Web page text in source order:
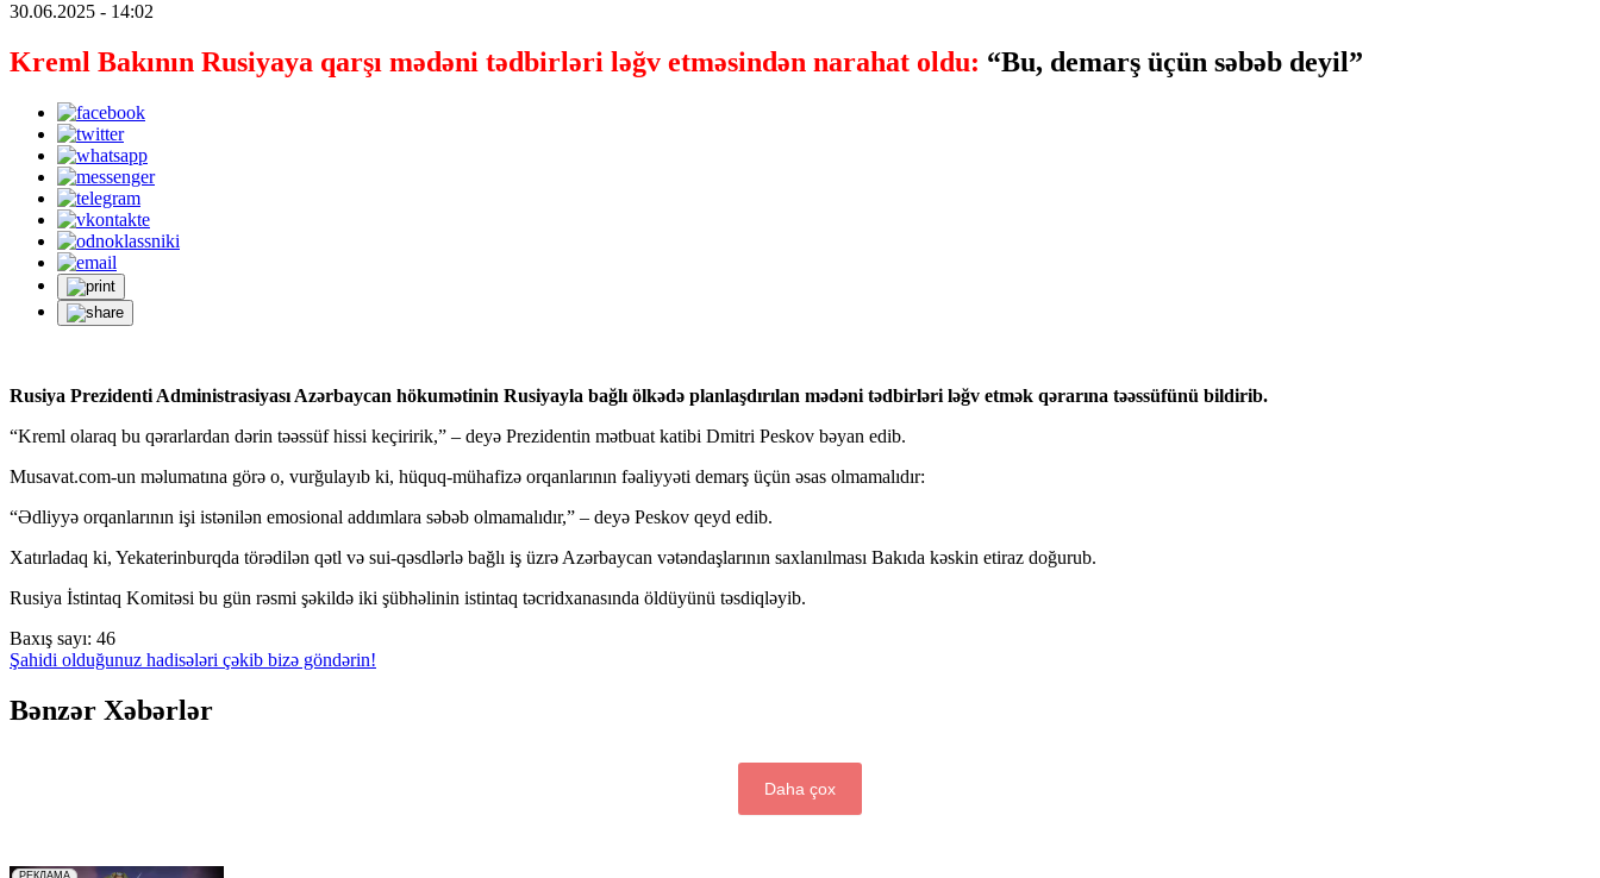
30.06.2025 - 14:02
Kreml Bakının Rusiyaya qarşı mədəni tədbirləri ləğv etməsindən narahat oldu: “Bu, demarş üçün səbəb deyil”
Rusiya Prezidenti Administrasiyası Azərbaycan hökumətinin Rusiyayla bağlı ölkədə planlaşdırılan mədəni tədbirləri ləğv etmək qərarına təəssüfünü bildirib.
“Kreml olaraq bu qərarlardan dərin təəssüf hissi keçiririk,” – deyə Prezidentin mətbuat katibi Dmitri Peskov bəyan edib.
Musavat.com-un məlumatına görə o, vurğulayıb ki, hüquq-mühafizə orqanlarının fəaliyyəti demarş üçün əsas olmamalıdır:
“Ədliyyə orqanlarının işi istənilən emosional addımlara səbəb olmamalıdır,” – deyə Peskov qeyd edib.
Xatırladaq ki, Yekaterinburqda törədilən qətl və sui-qəsdlərlə bağlı iş üzrə Azərbaycan vətəndaşlarının saxlanılması Bakıda kəskin etiraz doğurub.
Rusiya İstintaq Komitəsi bu gün rəsmi şəkildə iki şübhəlinin istintaq təcridxanasında öldüyünü təsdiqləyib.
Baxış sayı: 46
Şahidi olduğunuz hadisələri çəkib bizə göndərin!
Bənzər Xəbərlər
Daha çox